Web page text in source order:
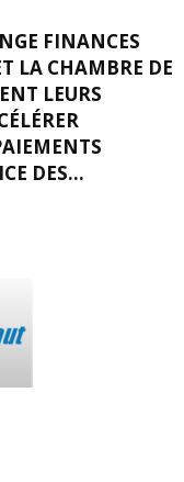
FINANCES
LA CHAMBRE DE
LEURS
DES...